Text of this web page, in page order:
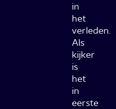
in
het
verleden.
Als
kijker
is
het
in
eerste